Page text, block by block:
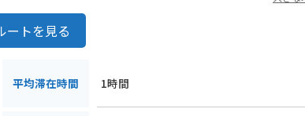
ートを見る
平均滞在時間 1時間